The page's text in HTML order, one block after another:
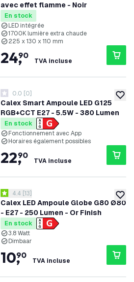
avec effet flamme - Noir
En stock
LED intégrée
1700K lumière extra chaude
225 x 130 x 110 mm
24,
90
TVA incluse
Calex Smart Ampoule LED G125
RGB+CCT E27 - 5.5W - 380 Lumen
0 étoiles de notation
0.0 [0]
En stock
Fonctionnement avec App
Horaires également possibles
22,
90
TVA incluse
Calex LED Ampoule Globe G80 Ø80
- E27 - 250 Lumen - Or Finish
ouvrir le tiroir des avis
4.4 étoiles de notation
4.4 [13]
En stock
3.8 Watt
Dimbaar
10,
90
TVA incluse